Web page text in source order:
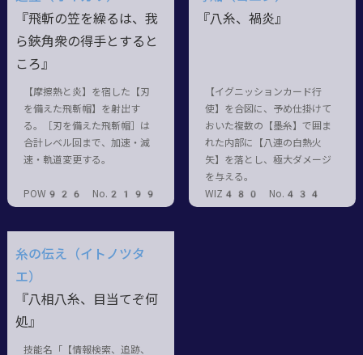
『飛斬の笠を繰るは、我
ら鋏角衆の得手とすると
ころ』
【摩擦熱と炎】を宿した【刃
を備えた飛斬帽】を射出す
る。［刃を備えた飛斬帽］は
合計レベル回まで、加速・減
速・軌道変更する。
POW926 No.2199
『八糸、禍炎』
【イグニッションカード行
使】を合図に、予め仕掛けて
おいた複数の【墨糸】で囲ま
れた内部に【八連の白熱火
矢】を落とし、極大ダメージ
を与える。
WIZ480 No.434
糸の伝え（イトノツタ
エ）
『八相八糸、目当てぞ何
処』
技能名「【情報検索、追跡、